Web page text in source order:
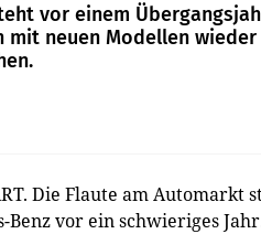
vor einem
mit neuen Modellen wieder
Die Flaute am
Benz vor ein schwieriges